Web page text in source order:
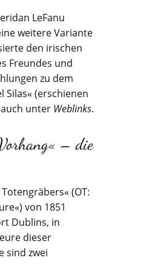
LeFanu
weitere Variante
den irischen
Freundes und
zu dem
Silas« (erschienen
auch unter Weblinks.
– die
(OT:
von 1851
Dublins, in
dieser
sind zwei